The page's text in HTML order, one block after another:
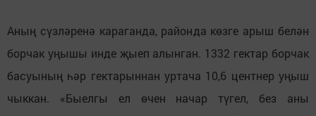
Аның сүзләренә караганда, районда көзге арыш белән
борчак уңышы инде җыеп алынган. 1332 гектар борчак
басуының һәр гектарыннан уртача 10,6 центнер уңыш
чыккан. «Быелгы ел өчен начар түгел, без аны